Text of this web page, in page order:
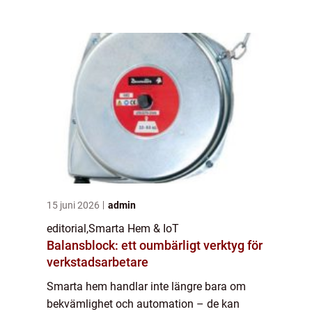
15 juni 2026 admin
editorial ,Smarta Hem & IoT
Balansblock: ett oumbärligt verktyg för
verkstadsarbetare
Smarta hem handlar inte längre bara om
bekvämlighet och automation – de kan